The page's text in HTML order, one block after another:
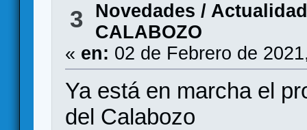
3
Novedades / Actualidad
CALABOZO
« en: 02 de Febrero de
Ya está en marcha el
del Calabozo